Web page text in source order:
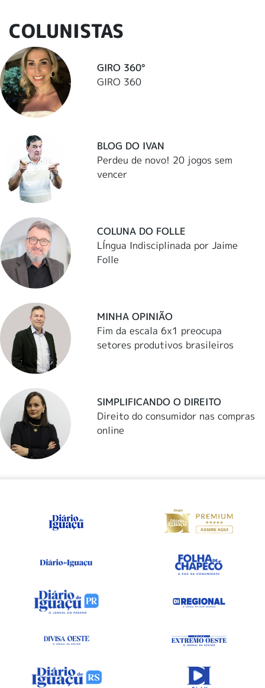
COLUNISTAS
GIRO 360°
GIRO 360
BLOG DO IVAN
Perdeu de novo! 20 jogos sem
vencer
COLUNA DO FOLLE
LÍngua Indisciplinada por Jaime
Folle
MINHA OPINIÃO
Fim da escala 6x1 preocupa
setores produtivos brasileiros
SIMPLIFICANDO O DIREITO
Direito do consumidor nas compras
online